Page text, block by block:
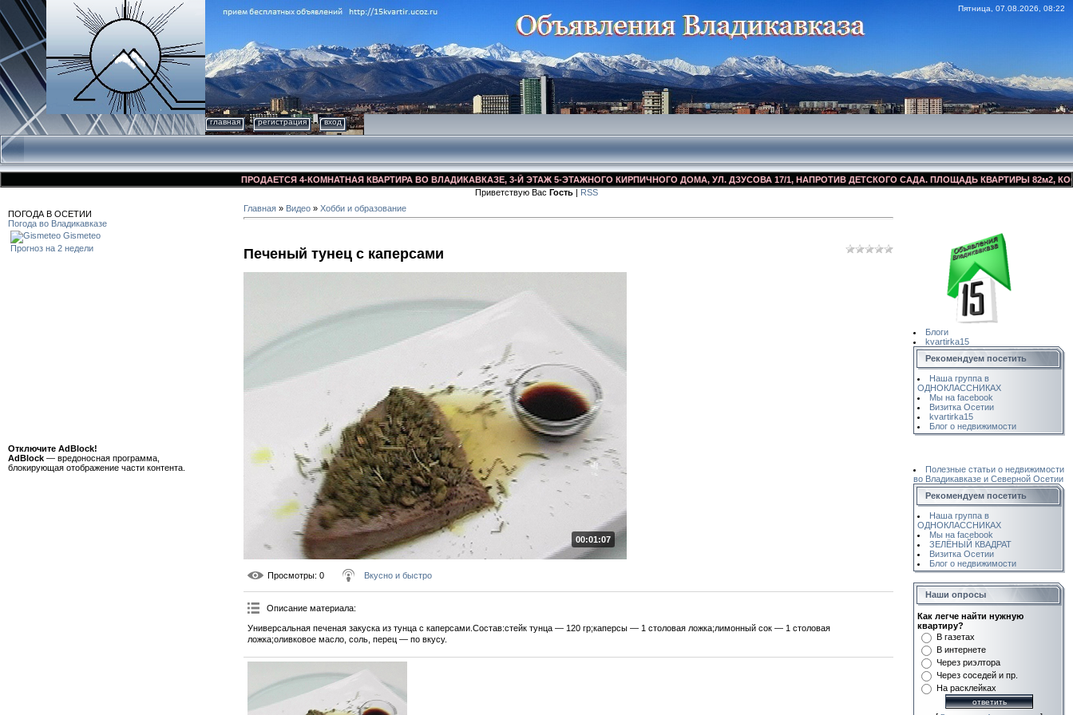
Пятница, 07.08.2026, 08:22
главная регистрация вход
ПРОДАЕТСЯ 4-КОМНАТНАЯ КВАРТИРА ВО ВЛАДИКАВКАЗЕ, 3-Й ЭТАЖ 5-ЭТАЖНОГО КИРПИЧНОГО ДОМА, УЛ. ДЗУСОВА 17/1, НАПРОТИВ ДЕТСКОГО САДА. ПЛОЩАДЬ КВАРТИРЫ 82м2,
Приветствую Вас Гость | RSS
ПОГОДА В ОСЕТИИ
Погода во Владикавказе
Gismeteo
Прогноз на 2 недели
Отключите AdBlock!
AdBlock — вредоносная программа,
блокирующая отображение части контента.
Главная » Видео » Хобби и образование
Печеный тунец с каперсами
00:01:07
Просмотры: 0 Вкусно и быстро
Описание материала:
Универсальная печеная закуска из тунца с каперсами.Состав:стейк тунца — 120 гр;каперсы — 1 столовая ложка;лимонный сок — 1 столовая
ложка;оливковое масло, соль, перец — по вкусу.
Блоги
kvartirka15
Рекомендуем посетить
Наша группа в
ОДНОКЛАССНИКАХ
Мы на facebook
Визитка Осетии
kvartirka15
Блог о недвижимости
Полезные статьи о недвижимости
во Владикавказе и Северной Осетии
Рекомендуем посетить
Наша группа в
ОДНОКЛАССНИКАХ
Мы на facebook
ЗЕЛЁНЫЙ КВАДРАТ
Визитка Осетии
Блог о недвижимости
Наши опросы
Как легче найти нужную
квартиру?
В газетах
В интернете
Через риэлтора
Через соседей и пр.
На расклейках